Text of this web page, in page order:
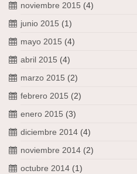
noviembre 2015 (4)
junio 2015 (1)
mayo 2015 (4)
abril 2015 (4)
marzo 2015 (2)
febrero 2015 (2)
enero 2015 (3)
diciembre 2014 (4)
noviembre 2014 (2)
octubre 2014 (1)